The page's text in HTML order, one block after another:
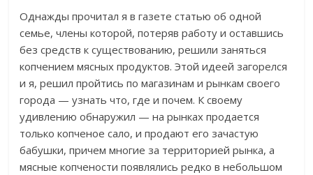
Однажды прочитал я в газете статью об одной
семье, члены которой, потеряв работу и оставшись
без средств к существованию, решили заняться
копчением мясных продуктов. Этой идеей загорелся
и я, решил пройтись по магазинам и рынкам своего
города — узнать что, где и почем. К своему
удивлению обнаружил — на рынках продается
только копченое сало, и продают его зачастую
бабушки, причем многие за территорией рынка, а
мясные копчености появлялись редко в небольшом